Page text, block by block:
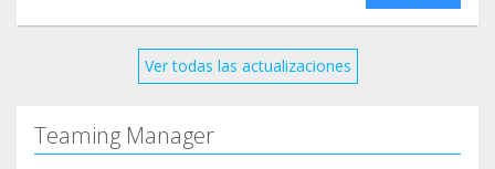
tratamientos y todo perfecto..la idea es seguir, así
la vida y hacer q tengan una vida mejor. Una
Ver todas las actualizaciones
Teaming Manager